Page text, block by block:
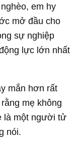
em hy
mở đầu cho
sự nghiệp
lực lớn nhất
mắn hơn rất
mẹ không
là một người tử
nói.